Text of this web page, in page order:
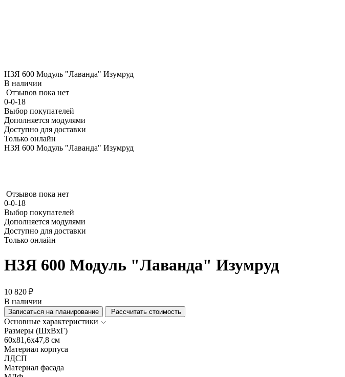
Н3Я 600 Модуль "Лаванда" Изумруд
В наличии
Отзывов пока нет
0-0-18
Выбор покупателей
Дополняется модулями
Доступно для доставки
Только онлайн
Н3Я 600 Модуль "Лаванда" Изумруд
Отзывов пока нет
0-0-18
Выбор покупателей
Дополняется модулями
Доступно для доставки
Только онлайн
Н3Я 600 Модуль "Лаванда" Изумруд
10 820 ₽
В наличии
Записаться на планирование Рассчитать стоимость
Основные характеристики
Размеры (ШхВхГ)
60x81,6x47,8 см
Материал корпуса
ЛДСП
Материал фасада